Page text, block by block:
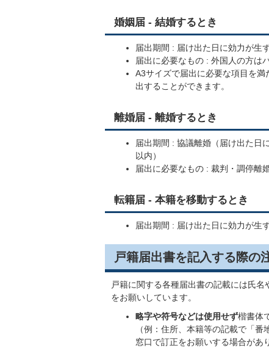
婚姻届 - 結婚するとき
届出期間 : 届け出た日に効力が生
届出に必要なもの : 外国人の方は
A3サイズで届出に必要な項目を
出することができます。
離婚届 - 離婚するとき
届出期間 : 協議離婚（届け出た日
以内）
届出に必要なもの : 裁判・調停離
転籍届 - 本籍を移動するとき
届出期間 : 届け出た日に効力が生
戸籍届出書を記入する際の
戸籍に関する各種届出書の記載には氏
をお願いしています。
略字や符号などは使用せず楷書体
（例：住所、本籍等の記載で「
窓口で訂正をお願いする場合があ